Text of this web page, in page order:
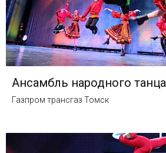
Ансамбль народного
Газпром трансгаз Томск